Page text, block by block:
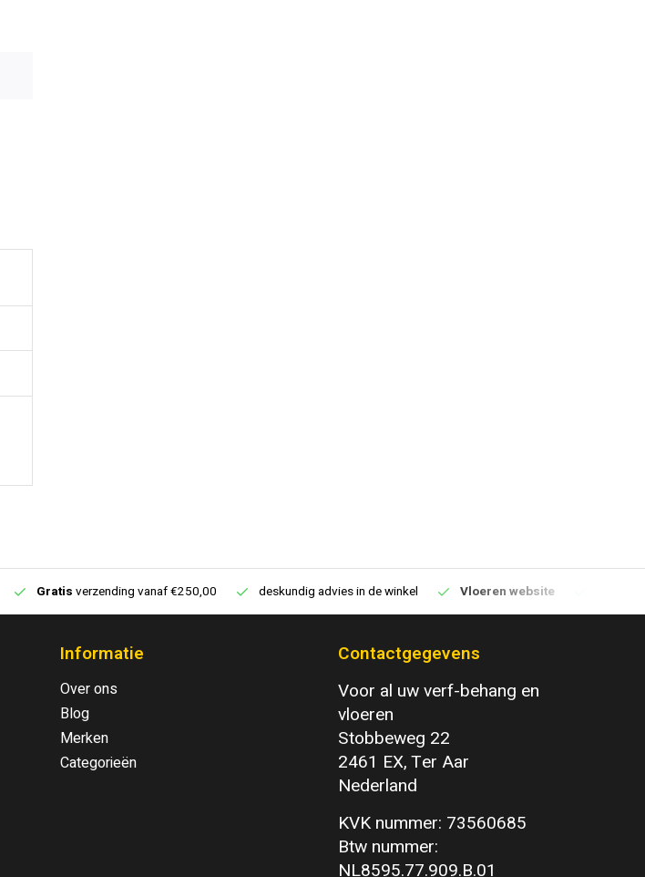
Gratis verzending vanaf €250,00 deskundig advies in de winkel Vloeren website
Informatie
Over ons
Blog
Merken
Categorieën
Contactgegevens
Voor al uw verf-behang en
vloeren
Stobbeweg 22
2461 EX, Ter Aar
Nederland
KVK nummer: 73560685
Btw nummer:
NL8595.77.909.B.01